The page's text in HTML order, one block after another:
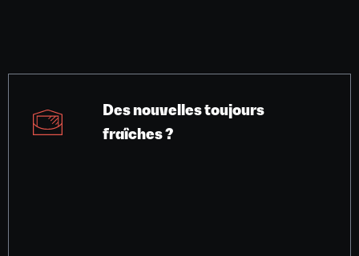
Des nouvelles toujours
fraîches ?